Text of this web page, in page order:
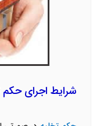
شرایط اجرای حکم